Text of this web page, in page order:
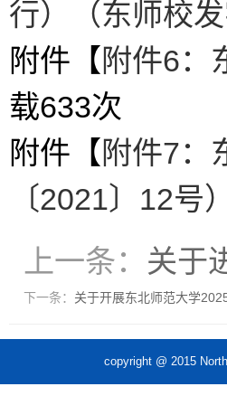
行）（东师校
附件【 附件6：
载633次
附件【 附件7：
〔2021〕12号
上一条： 关于
下一条： 关于开展东北师范大学
copyright @ 2015